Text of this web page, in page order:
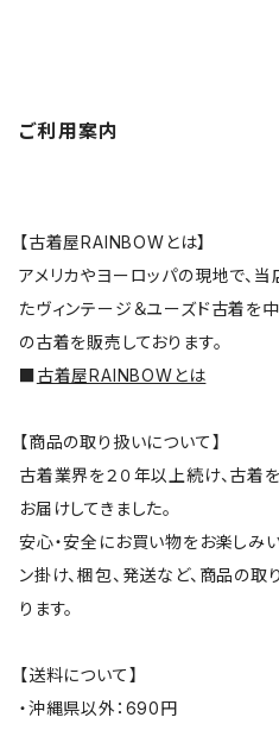
ご利用案内
【古着屋RAINBOWとは】
アメリカやヨーロッパの現地で、
たヴィンテージ＆ユーズド古着を
の古着を販売しております。
■古着屋RAINBOWとは
【商品の取り扱いについて】
古着業界を２０年以上続け、古着
お届けしてきました。
安心・安全にお買い物をお楽しみ
ン掛け、梱包、発送など、商品の
ります。
【送料について】
・沖縄県以外：690円